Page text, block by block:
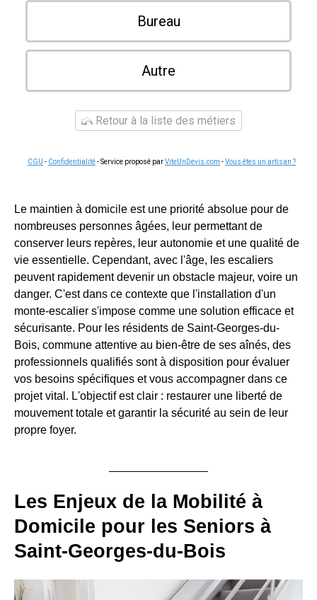
Bureau
Autre
Retour à la liste des métiers
CGU - Confidentialité- Service proposé parViteUnDevis.com -Vous êtes un artisan ?
Le maintien à domicile est une priorité absolue pour de
nombreuses personnes âgées, leur permettant de
conserver leurs repères, leur autonomie et une qualité de
vie essentielle. Cependant, avec l'âge, les escaliers
peuvent rapidement devenir un obstacle majeur, voire un
danger. C'est dans ce contexte que l'installation d'un
monte-escalier s'impose comme une solution efficace et
sécurisante. Pour les résidents de Saint-Georges-du-
Bois, commune attentive au bien-être de ses aînés, des
professionnels qualifiés sont à disposition pour évaluer
vos besoins spécifiques et vous accompagner dans ce
projet vital. L'objectif est clair : restaurer une liberté de
mouvement totale et garantir la sécurité au sein de leur
propre foyer.
Les Enjeux de la Mobilité à
Domicile pour les Seniors à
Saint-Georges-du-Bois